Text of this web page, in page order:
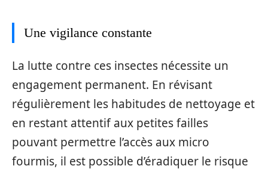
Une vigilance constante
La lutte contre ces insectes nécessite un
engagement permanent. En révisant
régulièrement les habitudes de nettoyage et
en restant attentif aux petites failles
pouvant permettre l’accès aux micro
fourmis, il est possible d’éradiquer le risque